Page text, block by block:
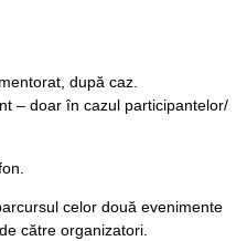
după caz.
– doar în cazul participantelor/
celor două evenimente
către organizatori.